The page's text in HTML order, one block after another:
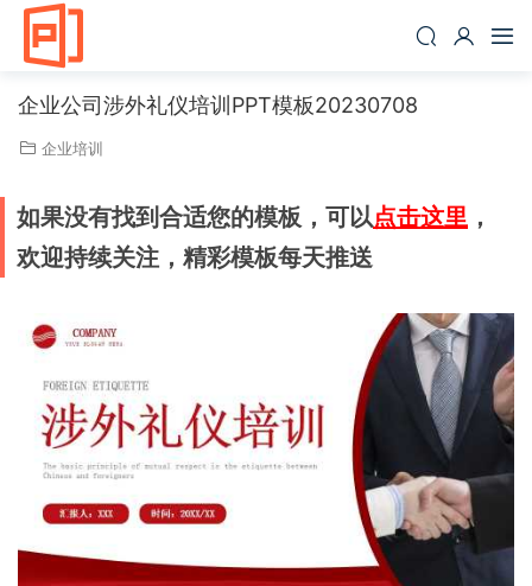
企业公司涉外礼仪培训PPT模板20230708
企业培训
如果没有找到合适您的模板，可以点击这里 ，
欢迎持续关注，精彩模板每天推送